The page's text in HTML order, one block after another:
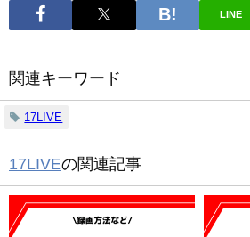
LINE
関連キーワード
17LIVE
17LIVEの関連記事